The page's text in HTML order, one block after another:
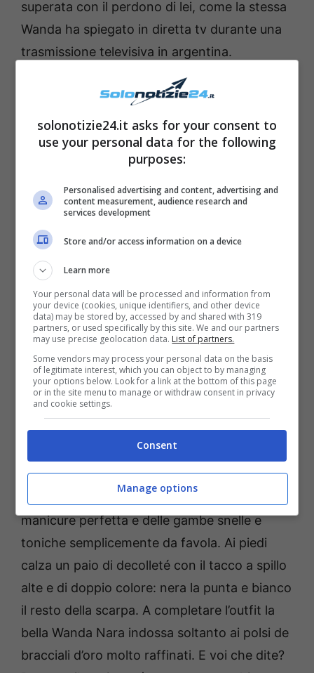
superata con il perdono di lei, come la stessa
Wanda ha spiegato in diretta tv durante una
trasmissione televisiva in argentina.
La bellissima showgirl ha spiegato di aver
averla tradita. In questo scatto la favolosa
donna si mostra sexy e sensuale come non
mai. Wanda Nara si trova in una camera da
letto il cui colore prevalente è il bianco che
contrasta con quello caldo del pavimento in
parquet. È seduta a margine del letto coperto
con un copriletto rigorosamente bianco e
indossa un baby doll nero con spalline
sottilissime impreziosito sul seno con una
sottile trina che dona al capo un aspetto
elegante e raffinato. La bellissima argentina
di mostra in una posa super sexy, provocante
ma non volgare che mette in mostra le sue
forme scultoree. I suoi capelli, sciolti e liberi,
cadono sulle sue spalle dando luce al suo viso
perfetto e con un trucco leggerissimo che
mette in risalto i suoi lineamenti. Esibisce una
manicure perfetta e delle gambe snelle e
toniche semplicemente da favola. Ai piedi
calza un paio di decolleté con il tacco a spillo
alte e di doppio colore: nera la punta e bianco
il resto della scarpa. A completare l’outfit la
bella Wanda Nara indossa soltanto ai polsi de
bracciali d’oro molto raffinati. E voi che dite?
solonotizie24.it asks for your consent to
use your personal data for the following
purposes:
Personalised advertising and content, advertising and
content measurement, audience research and
services development
Store and/or access information on a device
Learn more
Your personal data will be processed and information from
your device (cookies, unique identifiers, and other device
data) may be stored by, accessed by and shared with 319
partners, or used specifically by this site. We and our partners
may use precise geolocation data. List of partners.
Some vendors may process your personal data on the basis
of legitimate interest, which you can object to by managing
your options below. Look for a link at the bottom of this page
or in the site menu to manage or withdraw consent in privacy
and cookie settings.
Consent
Manage options